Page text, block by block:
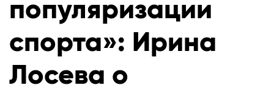
популяризации
спорта»: Ирина
Лосева о